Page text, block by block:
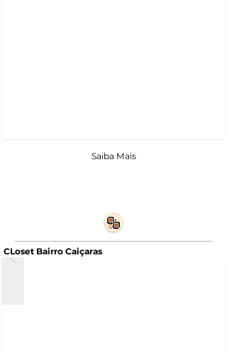
Saiba Mais
CLoset Bairro Caiçaras